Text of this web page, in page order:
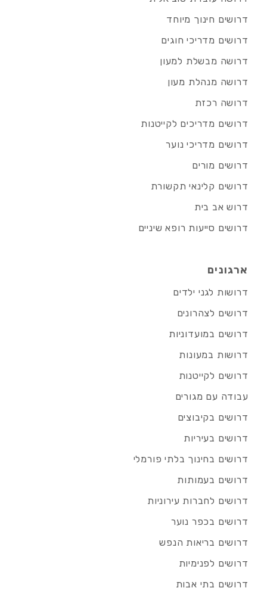
דרושים חינוך מיוחד
דרושים מדריכי חוגים
דרושה מבשלת למעון
דרושה מנהלת מעון
דרושה רכזת
דרושים מדריכים לקייטנות
דרושים מדריכי נוער
דרושים מורים
דרושים קלינאי תקשורת
דרוש אב בית
דרושים סייעות רופא שיניים
ארגונים
דרושות לגני ילדים
דרושים לצהרונים
דרושים במועדוניות
דרושות במעונות
דרושים לקייטנות
עבודה עם מגורים
דרושים בקיבוצים
דרושים בעיריות
דרושים בחינוך בלתי פורמלי
דרושים בעמותות
דרושים לחברות עירוניות
דרושים בכפר נוער
דרושים בריאות הנפש
דרושים לפנימיות
דרושים בתי אבות